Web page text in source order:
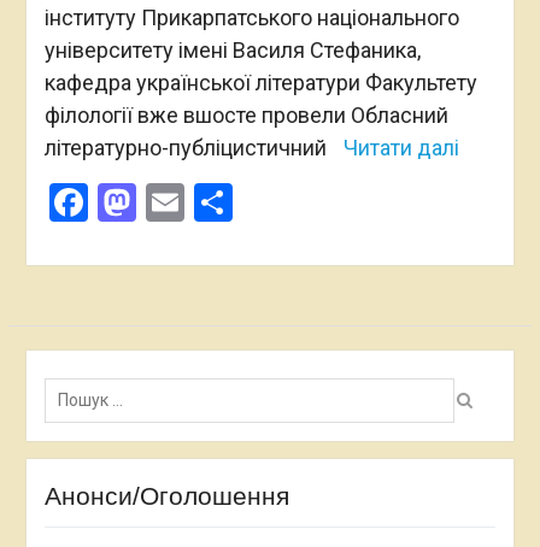
інституту Прикарпатського національного
університету імені Василя Стефаника,
кафедра української літератури Факультету
філології вже вшосте провели Обласний
літературно-публіцистичний
Читати далі
Facebook
Mastodon
EmailПоділитися
Пошук:
Анонси/Оголошення